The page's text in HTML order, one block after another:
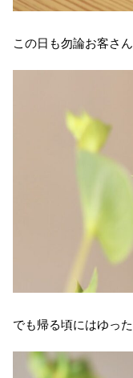
この日も勿論お客さ
でも帰る頃にはゆった